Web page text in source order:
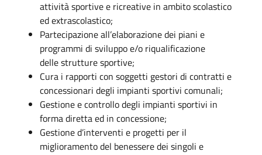
attività sportive e ricreative in ambito scolastico
ed extrascolastico;
Partecipazione all’elaborazione dei piani e
programmi di sviluppo e/o riqualificazione
delle strutture sportive;
Cura i rapporti con soggetti gestori di contratti e
concessionari degli impianti sportivi comunali;
Gestione e controllo degli impianti sportivi in
forma diretta ed in concessione;
Gestione d’interventi e progetti per il
miglioramento del benessere dei singoli e